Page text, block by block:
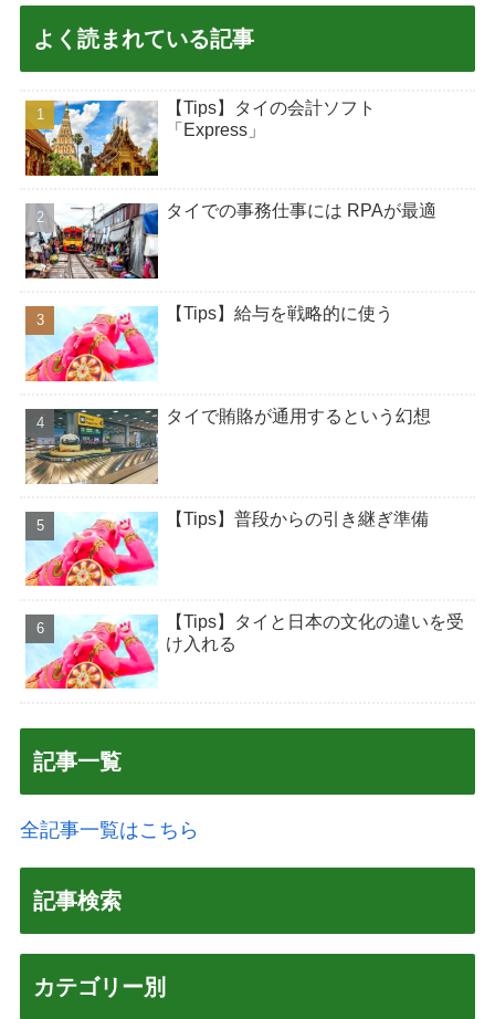
よく読まれている記事
【Tips】タイの会計ソフト
「Express」
タイでの事務仕事には RPAが最適
【Tips】給与を戦略的に使う
タイで賄賂が通用するという幻想
【Tips】普段からの引き継ぎ準備
【Tips】タイと日本の文化の違いを受
け入れる
記事一覧
全記事一覧はこちら
記事検索
カテゴリー別